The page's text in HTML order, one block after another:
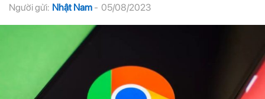
Người gửi: Nhật Nam - 05/08/2023